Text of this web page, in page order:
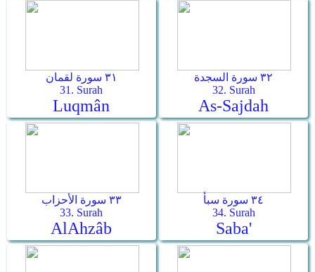
٣١ سورة لقمان
31. Surah
Luqmân
٣٢ سورة السجدة
32. Surah
As-­Sajdah
٣٣ سورة الأحزاب
33. Surah
Al­Ahzâb
٣٤ سورة سبأ
34. Surah
Saba'